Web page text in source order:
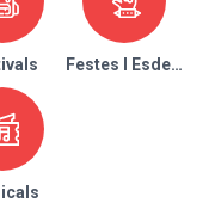
Festes I